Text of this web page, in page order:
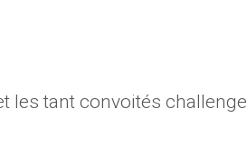
les tant convoités challenge